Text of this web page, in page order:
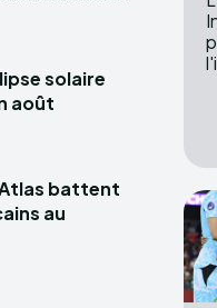
solaire
août
battent
au